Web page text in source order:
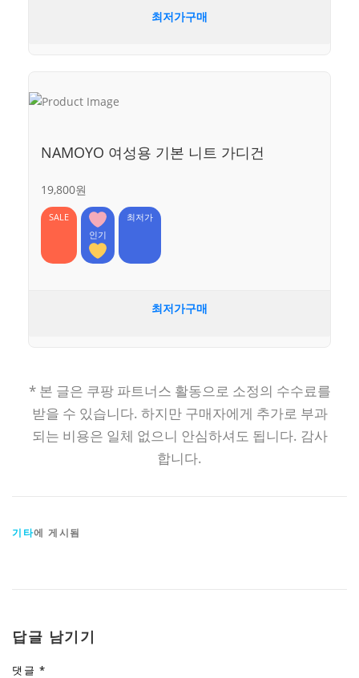
최저가구매
NAMOYO 여성용 기본 니트 가디건
19,800원
SALE
인기
최저가
최저가구매
* 본 글은 쿠팡 파트너스 활동으로 소정의 수수료를
받을 수 있습니다. 하지만 구매자에게 추가로 부과
되는 비용은 일체 없으니 안심하셔도 됩니다. 감사
합니다.
기타에 게시됨
답글 남기기
댓글 *